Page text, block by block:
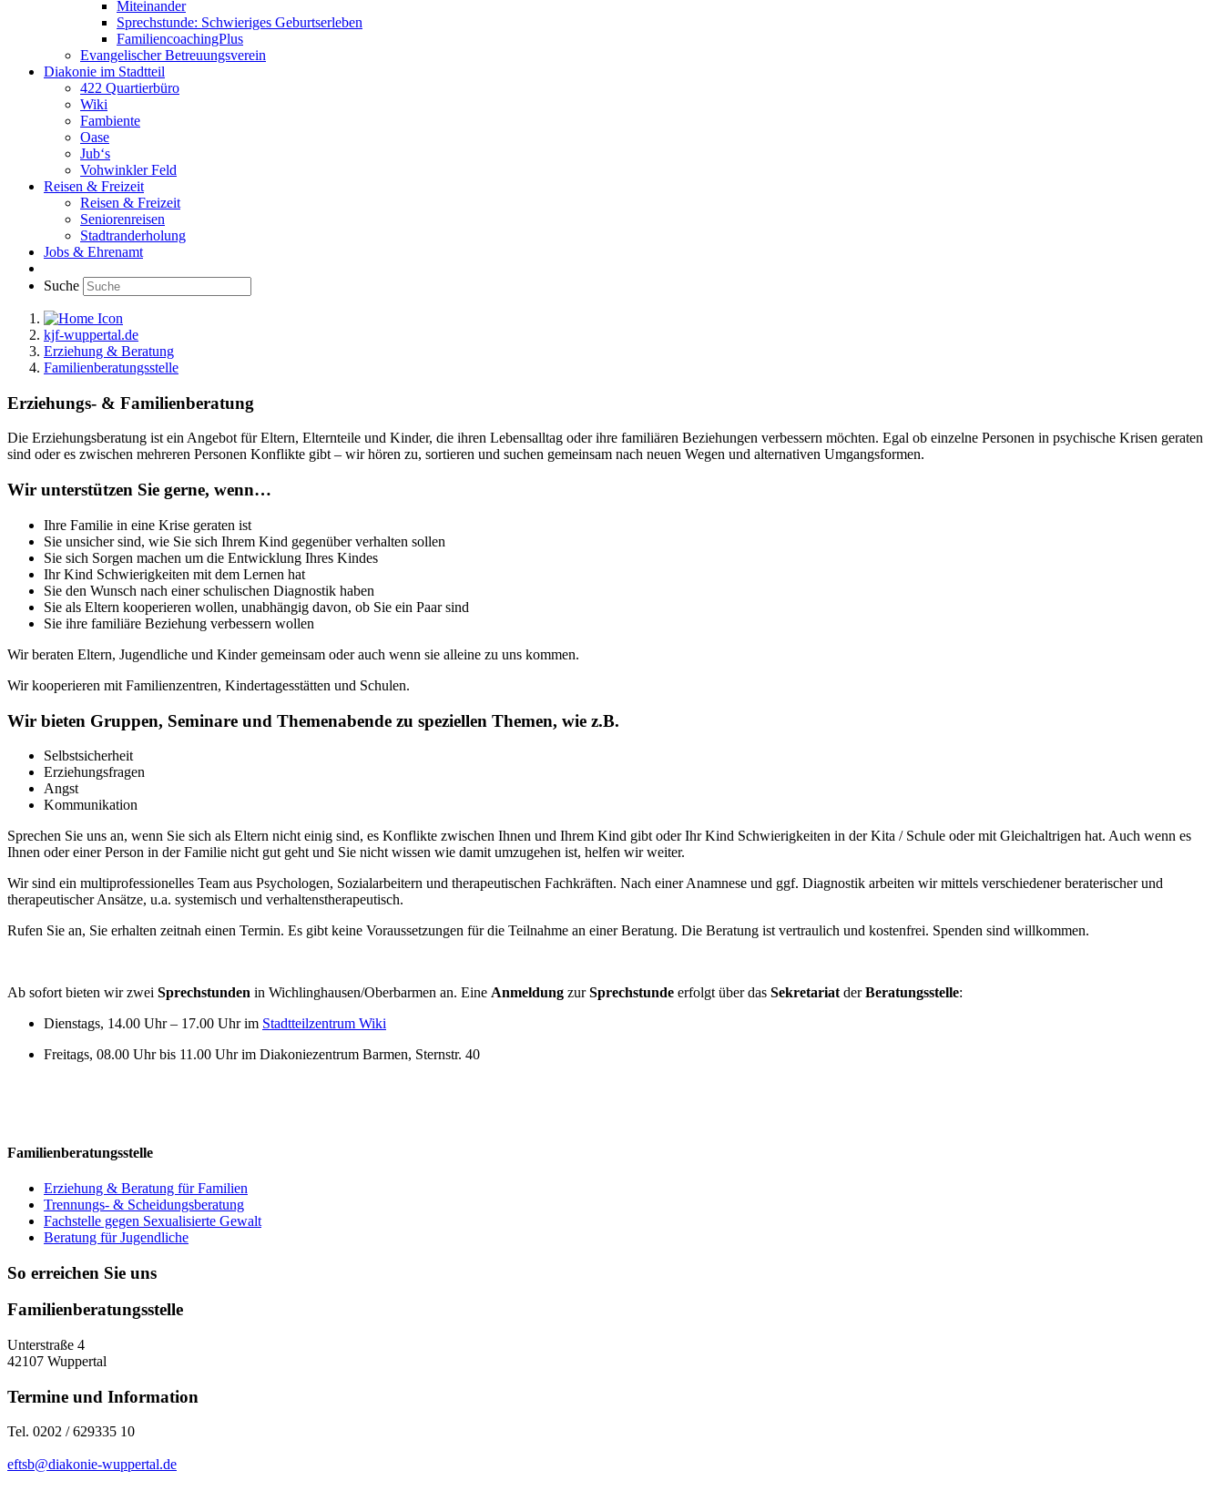
Miteinander
Sprechstunde: Schwieriges Geburtserleben
FamiliencoachingPlus
Evangelischer Betreuungsverein
Diakonie im Stadtteil
422 Quartierbüro
Wiki
Fambiente
Oase
Jub‘s
Vohwinkler Feld
Reisen & Freizeit
Reisen & Freizeit
Seniorenreisen
Stadtranderholung
Jobs & Ehrenamt
Suche
kjf-wuppertal.de
Erziehung & Beratung
Familienberatungsstelle
Erziehungs- & Familienberatung
Die Erziehungsberatung ist ein Angebot für Eltern, Elternteile und Kinder, die ihren Lebensalltag oder ihre familiären Beziehungen verbessern möchten. Egal ob einzelne Personen in psychische Krisen geraten
sind oder es zwischen mehreren Personen Konflikte gibt – wir hören zu, sortieren und suchen gemeinsam nach neuen Wegen und alternativen Umgangsformen.
Wir unterstützen Sie gerne, wenn…
Ihre Familie in eine Krise geraten ist
Sie unsicher sind, wie Sie sich Ihrem Kind gegenüber verhalten sollen
Sie sich Sorgen machen um die Entwicklung Ihres Kindes
Ihr Kind Schwierigkeiten mit dem Lernen hat
Sie den Wunsch nach einer schulischen Diagnostik haben
Sie als Eltern kooperieren wollen, unabhängig davon, ob Sie ein Paar sind
Sie ihre familiäre Beziehung verbessern wollen
Wir beraten Eltern, Jugendliche und Kinder gemeinsam oder auch wenn sie alleine zu uns kommen.
Wir kooperieren mit Familienzentren, Kindertagesstätten und Schulen.
Wir bieten Gruppen, Seminare und Themenabende zu speziellen Themen, wie z.B.
Selbstsicherheit
Erziehungsfragen
Angst
Kommunikation
Sprechen Sie uns an, wenn Sie sich als Eltern nicht einig sind, es Konflikte zwischen Ihnen und Ihrem Kind gibt oder Ihr Kind Schwierigkeiten in der Kita / Schule oder mit Gleichaltrigen hat. Auch wenn es
Ihnen oder einer Person in der Familie nicht gut geht und Sie nicht wissen wie damit umzugehen ist, helfen wir weiter.
Wir sind ein multiprofessionelles Team aus Psychologen, Sozialarbeitern und therapeutischen Fachkräften. Nach einer Anamnese und ggf. Diagnostik arbeiten wir mittels verschiedener beraterischer und
therapeutischer Ansätze, u.a. systemisch und verhaltenstherapeutisch.
Rufen Sie an, Sie erhalten zeitnah einen Termin. Es gibt keine Voraussetzungen für die Teilnahme an einer Beratung. Die Beratung ist vertraulich und kostenfrei. Spenden sind willkommen.
Ab sofort bieten wir zwei Sprechstunden in Wichlinghausen/Oberbarmen an. Eine Anmeldung zurSprechstunde erfolgt über das Sekretariat derBeratungsstelle:
Dienstags, 14.00 Uhr – 17.00 Uhr im Stadtteilzentrum Wiki
Freitags, 08.00 Uhr bis 11.00 Uhr im Diakoniezentrum Barmen, Sternstr. 40
Familienberatungsstelle
Erziehung & Beratung für Familien
Trennungs- & Scheidungsberatung
Fachstelle gegen Sexualisierte Gewalt
Beratung für Jugendliche
So erreichen Sie uns
Familienberatungsstelle
Unterstraße 4
42107 Wuppertal
Termine und Information
Tel. 0202 / 629335 10
eftsb@diakonie-wuppertal.de